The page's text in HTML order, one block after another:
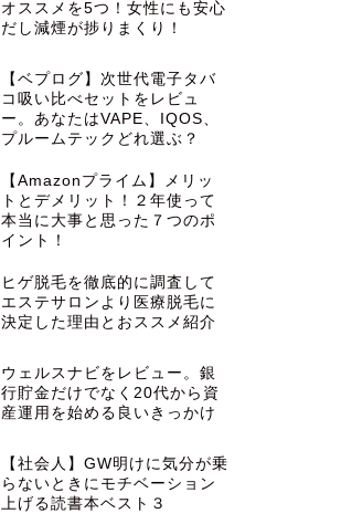
オススメを5つ！女性にも安心
だし減煙が捗りまくり！
【ベプログ】次世代電子タバ
コ吸い比べセットをレビュ
ー。あなたはVAPE、IQOS、
プルームテックどれ選ぶ？
【Amazonプライム】メリッ
トとデメリット！２年使って
本当に大事と思った７つのポ
イント！
ヒゲ脱毛を徹底的に調査して
エステサロンより医療脱毛に
決定した理由とおススメ紹介
ウェルスナビをレビュー。銀
行貯金だけでなく20代から資
産運用を始める良いきっかけ
【社会人】GW明けに気分が乗
らないときにモチベーション
上げる読書本ベスト３